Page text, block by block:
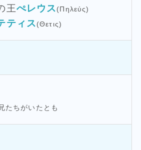
王ぺレウス(Πηλεύς)
ティス(Θετις)
たちがいたとも